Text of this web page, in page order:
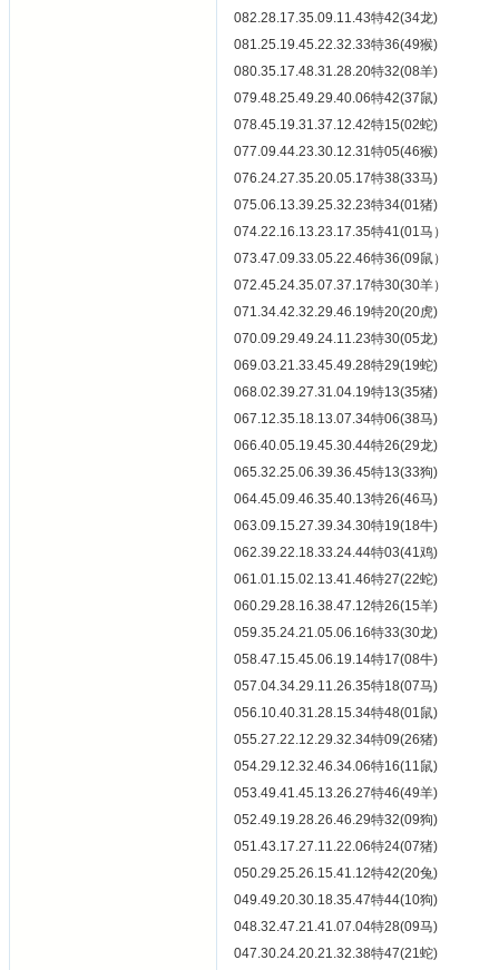
082.28.17.35.09.11.43特42(34龙)
081.25.19.45.22.32.33特36(49猴)
080.35.17.48.31.28.20特32(08羊)
079.48.25.49.29.40.06特42(37鼠)
078.45.19.31.37.12.42特15(02蛇)
077.09.44.23.30.12.31特05(46猴)
076.24.27.35.20.05.17特38(33马)
075.06.13.39.25.32.23特34(01猪)
074.22.16.13.23.17.35特41(01马）
073.47.09.33.05.22.46特36(09鼠）
072.45.24.35.07.37.17特30(30羊）
071.34.42.32.29.46.19特20(20虎)
070.09.29.49.24.11.23特30(05龙)
069.03.21.33.45.49.28特29(19蛇)
068.02.39.27.31.04.19特13(35猪)
067.12.35.18.13.07.34特06(38马)
066.40.05.19.45.30.44特26(29龙)
065.32.25.06.39.36.45特13(33狗)
064.45.09.46.35.40.13特26(46马)
063.09.15.27.39.34.30特19(18牛)
062.39.22.18.33.24.44特03(41鸡)
061.01.15.02.13.41.46特27(22蛇)
060.29.28.16.38.47.12特26(15羊)
059.35.24.21.05.06.16特33(30龙)
058.47.15.45.06.19.14特17(08牛)
057.04.34.29.11.26.35特18(07马)
056.10.40.31.28.15.34特48(01鼠)
055.27.22.12.29.32.34特09(26猪)
054.29.12.32.46.34.06特16(11鼠)
053.49.41.45.13.26.27特46(49羊)
052.49.19.28.26.46.29特32(09狗)
051.43.17.27.11.22.06特24(07猪)
050.29.25.26.15.41.12特42(20兔)
049.49.20.30.18.35.47特44(10狗)
048.32.47.21.41.07.04特28(09马)
047.30.24.20.21.32.38特47(21蛇)